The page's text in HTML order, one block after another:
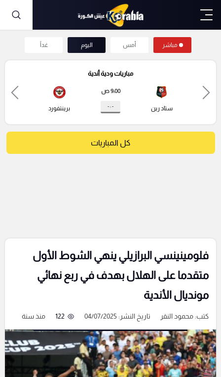
مباشر أمس اليوم غداً
مباريات ودية أندية
ستاد رين
9:00 ص
- : - برينتفورد
كل المباريات
فلومينينسي البرازيلي ينهي الشوط الأول
متقدما على الهلال بهدف في ربع نهائي
مونديال الأندية
كتب:محمود النقر تاريخ النشر: 04/07/2025 122 منذ سنة